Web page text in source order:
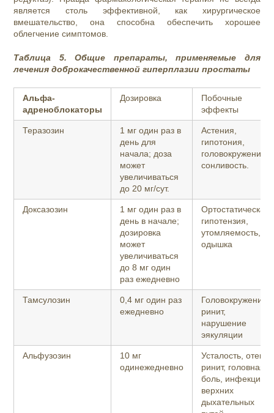
является столь эффективной, как хирургическое
вмешательство, она способна обеспечить хорошее
облегчение симптомов.
Таблица 5. Общие препараты, применяемые для
лечения доброкачественной гиперплазии простаты
Альфа-
адреноблокаторы
Дозировка
Побочные
эффекты
Теразозин
1 мг один раз в
день для
начала; доза
может
увеличиваться
до 20 мг/сут.
Астения,
гипотония,
головокружение,
сонливость.
Доксазозин
1 мг один раз в
день в начале;
дозировка
может
увеличиваться
до 8 мг один
раз ежедневно
Ортостатическая
гипотензия,
утомляемость,
одышка
Тамсулозин
0,4 мг один раз
ежедневно
Головокружение,
ринит,
нарушение
эякуляции
Альфузозин
10 мг
одинежедневно
Усталость, отек,
ринит, головная
боль, инфекции
верхних
дыхательных